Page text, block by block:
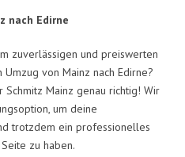
nach Edirne
zuverlässigen und preiswerten
von Mainz nach Edirne?
Mainz genau richtig! Wir
um deine
trotzdem ein professionelles
zu haben.